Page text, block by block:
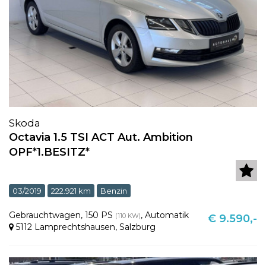
Skoda
Octavia 1.5 TSI ACT Aut. Ambition
OPF*1.BESITZ*
03/2019 222.921 km Benzin
Gebrauchtwagen, 150 PS (110 KW), Automatik
5112 Lamprechtshausen, Salzburg
€ 9.590,-